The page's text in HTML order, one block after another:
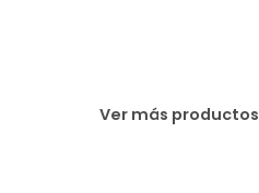
Ver más productos